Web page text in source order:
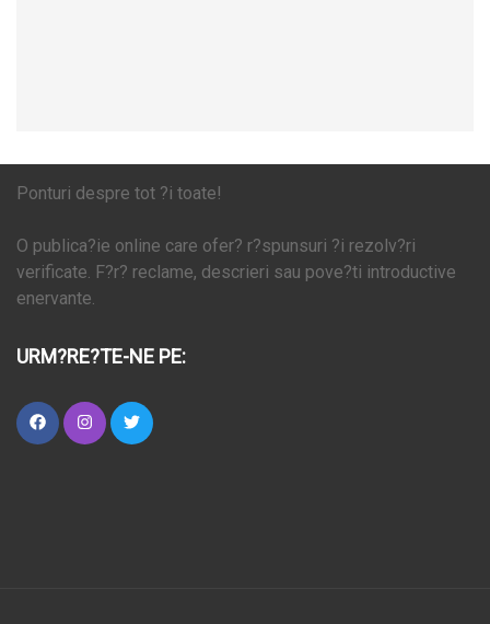
Ponturi despre tot ?i toate!
O publica?ie online care ofer? r?spunsuri ?i rezolv?ri
verificate. F?r? reclame, descrieri sau pove?ti introductive
enervante.
URM?RE?TE-NE PE: